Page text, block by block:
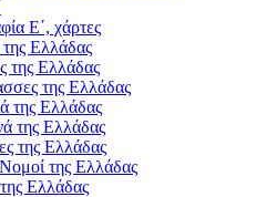
Ε΄, χάρτες
Ελλάδας
της Ελλάδας
της Ελλάδας
της Ελλάδας
της Ελλάδας
της Ελλάδας
της Ελλάδας
Ελλάδας